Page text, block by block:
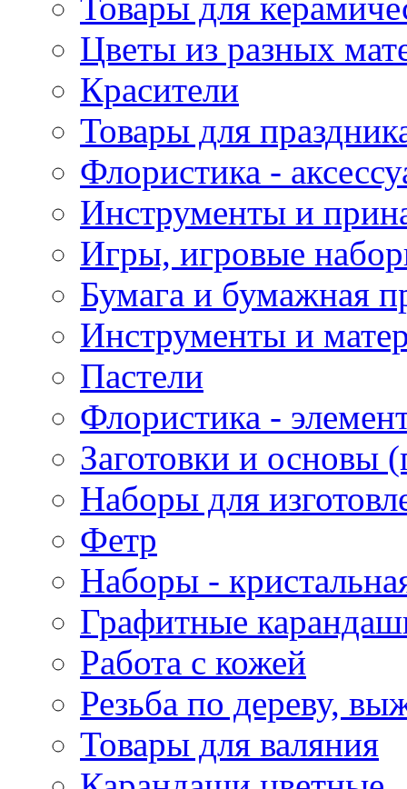
Цветы из разных
Красители
Товары для
Флористика -
Инструменты и
Игры, игровые
Бумага и бумажная
Инструменты и
Пастели
Флористика -
Заготовки и основы
Наборы для
Фетр
Наборы -
Графитные
Работа с кожей
Резьба по дереву,
Товары для валяния